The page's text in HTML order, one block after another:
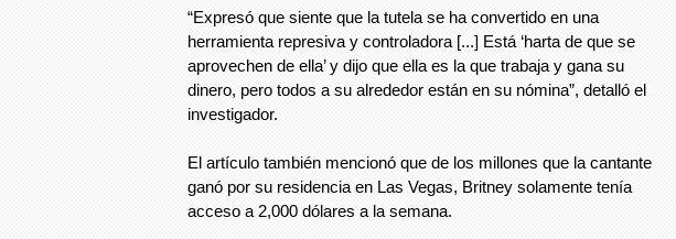
“Expresó que siente que la tutela se ha convertido en una
herramienta represiva y controladora [...] Está ‘harta de que se
aprovechen de ella’ y dijo que ella es la que trabaja y gana su
dinero, pero todos a su alrededor están en su nómina”, detalló el
investigador.
El artículo también mencionó que de los millones que la cantante
ganó por su residencia en Las Vegas, Britney solamente tenía
acceso a 2,000 dólares a la semana.